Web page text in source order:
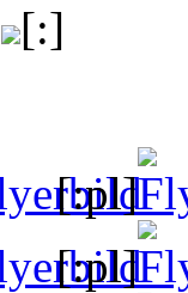
[:]
[:pl]
[:pl]